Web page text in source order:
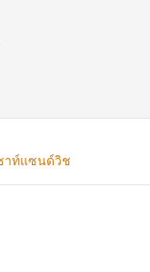
าท์แซนด์วิช